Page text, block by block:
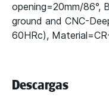
opening=20mm/86°,
ground and CNC-
60HRc),
Descargas